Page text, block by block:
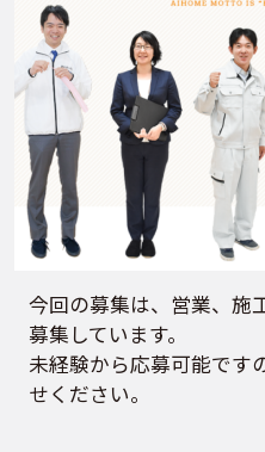
今回の募集は、営業、施
募集しています。
未経験から応募可能です
せください。